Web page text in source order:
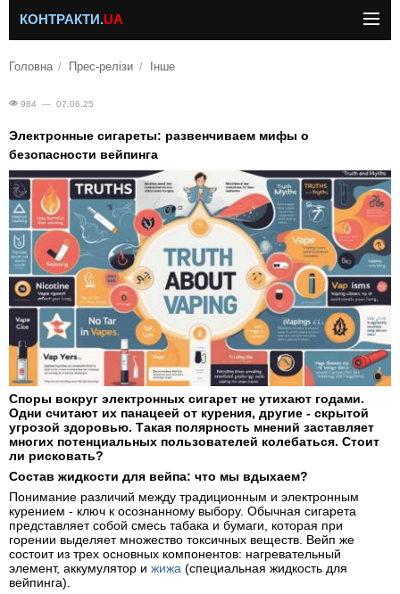
КОНТРАКТИ.UA
Головна Прес-релізи Інше
984 — 07.06.25
Электронные сигареты: развенчиваем мифы о
безопасности вейпинга
Споры вокруг электронных сигарет не утихают годами.
Одни считают их панацеей от курения, другие - скрытой
угрозой здоровью. Такая полярность мнений заставляет
многих потенциальных пользователей колебаться. Стоит
ли рисковать?
Состав жидкости для вейпа: что мы вдыхаем?
Понимание различий между традиционным и электронным
курением - ключ к осознанному выбору. Обычная сигарета
представляет собой смесь табака и бумаги, которая при
горении выделяет множество токсичных веществ. Вейп же
состоит из трех основных компонентов: нагревательный
элемент, аккумулятор и жижа (специальная жидкость для
вейпинга).